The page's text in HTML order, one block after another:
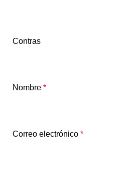
Contras
Nombre *
Correo electrónico *